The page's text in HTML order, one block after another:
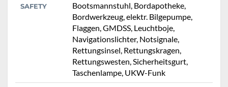
SAFETY
Bootsmannstuhl, Bordapotheke,
Bordwerkzeug, elektr. Bilgepumpe,
Flaggen, GMDSS, Leuchtboje,
Navigationslichter, Notsignale,
Rettungsinsel, Rettungskragen,
Rettungswesten, Sicherheitsgurt,
Taschenlampe, UKW-Funk